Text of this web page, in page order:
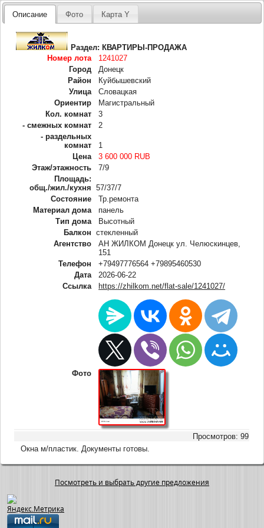
Описание Фото Карта Y
Раздел:КВАРТИРЫ-ПРОДАЖА
Номер лота
1241027
Город
Донецк
Район
Куйбышевский
Улица
Словацкая
Ориентир
Магистральный
Кол. комнат
3
- смежных комнат
2
- раздельных
комнат
1
Цена
3 600 000 RUB
Этаж/этажность
7/9
Площадь:
общ./жил./кухня
57/37/7
Состояние
Тр.ремонта
Материал дома
панель
Тип дома
Высотный
Балкон
стекленный
Агентство
АН ЖИЛКОМ Донецк ул. Челюскинцев,
151
Телефон
+79497776564 +79895460530
Дата
2026-06-22
Ссылка
https://zhilkom.net/flat-sale/1241027/
Фото
Просмотров: 99
Окна м/пластик. Документы готовы.
Посмотреть и выбрать другие предложения